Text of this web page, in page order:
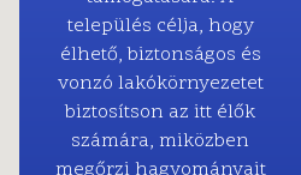
település célja, hogy
élhető, biztonságos és
vonzó lakókörnyezetet
biztosítson az itt élők
számára, miközben